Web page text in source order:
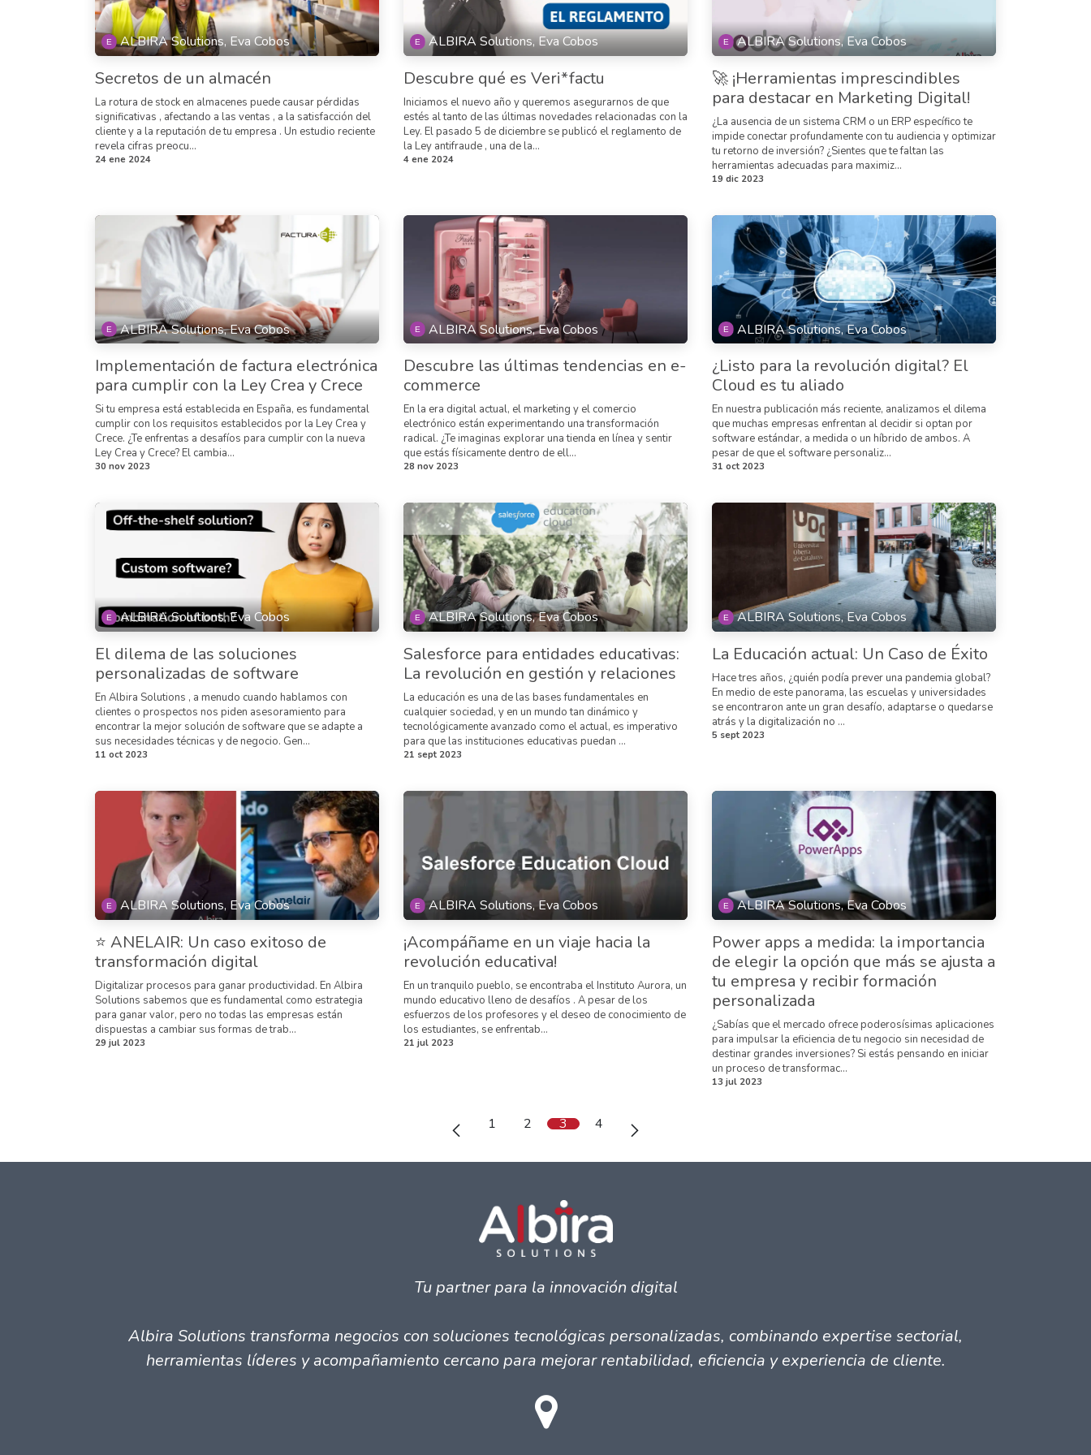
ALBIRA Solutions, Eva Cobos
Secretos de un almacén
La rotura de stock en almacenes puede causar pérdidas
significativas , afectando a las ventas , a la satisfacción del
cliente y a la reputación de tu empresa . Un estudio reciente
revela cifras preocu...
24 ene 2024
ALBIRA Solutions, Eva Cobos
Descubre qué es Veri*factu
Iniciamos el nuevo año y queremos asegurarnos de que
estés al tanto de las últimas novedades relacionadas con la
Ley. El pasado 5 de diciembre se publicó el reglamento de
la Ley antifraude , una de la...
4 ene 2024
ALBIRA Solutions, Eva Cobos
🚀 ¡Herramientas imprescindibles
para destacar en Marketing Digital!
¿La ausencia de un sistema CRM o un ERP específico te
impide conectar profundamente con tu audiencia y optimizar
tu retorno de inversión? ¿Sientes que te faltan las
herramientas adecuadas para maximiz...
19 dic 2023
ALBIRA Solutions, Eva Cobos
Implementación de factura​ electrónica
​para cumplir con la Ley Crea y Crece
Si tu empresa está establecida en España, es fundamental
cumplir con los requisitos establecidos por la Ley Crea y
Crece. ¿Te enfrentas a desafíos para cumplir con la nueva
Ley Crea y Crece? El cambia...
30 nov 2023
ALBIRA Solutions, Eva Cobos
Descubre las últimas tendencias en e-
commerce
En la era digital actual, el marketing y el comercio
electrónico están experimentando una transformación
radical. ¿Te imaginas explorar una tienda en línea y sentir
que estás físicamente dentro de ell...
28 nov 2023
ALBIRA Solutions, Eva Cobos
¿Listo para la revolución digital? El
Cloud es tu aliado
En nuestra publicación más reciente, analizamos el dilema
que muchas empresas enfrentan al decidir si optan por
software estándar, a medida o un híbrido de ambos. A
pesar de que el software personaliz...
31 oct 2023
ALBIRA Solutions, Eva Cobos
El dilema de las soluciones
personalizadas de software
En Albira Solutions , a menudo cuando hablamos con
clientes o prospectos nos piden asesoramiento para
encontrar la mejor solución de software que se adapte a
sus necesidades técnicas y de negocio. Gen...
11 oct 2023
ALBIRA Solutions, Eva Cobos
Salesforce para entidades educativas:
La revolución en gestión y relaciones
La educación es una de las bases fundamentales en
cualquier sociedad, y en un mundo tan dinámico y
tecnológicamente avanzado como el actual, es imperativo
para que las instituciones educativas puedan ...
21 sept 2023
ALBIRA Solutions, Eva Cobos
La Educación actual: Un Caso de Éxito
Hace tres años, ¿quién podía prever una pandemia global?
En medio de este panorama, las escuelas y universidades
se encontraron ante un gran desafío, adaptarse o quedarse
atrás y la digitalización no ...
5 sept 2023
ALBIRA Solutions, Eva Cobos
⭐ ANELAIR: Un caso exitoso de
transformación digital
Digitalizar procesos para ganar productividad. En Albira
Solutions sabemos que es fundamental como estrategia
para ganar valor, pero no todas las empresas están
dispuestas a cambiar sus formas de trab...
29 jul 2023
ALBIRA Solutions, Eva Cobos
¡Acompáñame en un viaje hacia la
revolución educativa!
En un tranquilo pueblo, se encontraba el Instituto Aurora, un
mundo educativo lleno de desafíos . A pesar de los
esfuerzos de los profesores y el deseo de conocimiento de
los estudiantes, se enfrentab...
21 jul 2023
ALBIRA Solutions, Eva Cobos
Power apps a medida: la importancia
de elegir la opción que más se ajusta a
tu empresa y recibir formación
personalizada
¿Sabías que el mercado ofrece poderosísimas aplicaciones
para impulsar la eficiencia de tu negocio sin necesidad de
destinar grandes inversiones? Si estás pensando en iniciar
un proceso de transformac...
13 jul 2023
1 2 3 4
Tu partner para la innovación digital
Albira Solutions transforma negocios con soluciones tecnológicas personalizadas, combinando expertise sectorial,
herramientas líderes y acompañamiento cercano para mejorar rentabilidad, eficiencia y experiencia de cliente.